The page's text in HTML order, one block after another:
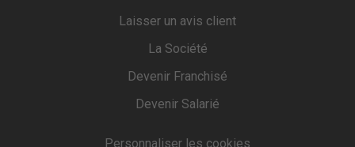
Laisser un avis client
La Société
Devenir Franchisé
Devenir Salarié
Personnaliser les cookies